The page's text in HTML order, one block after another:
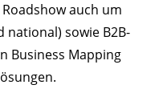
auch um
sowie B2B-
Business Mapping